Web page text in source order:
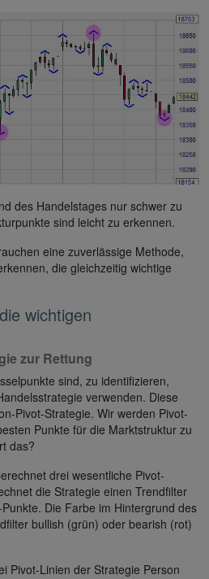
des Handelstages nur schwer zu
sind leicht zu erkennen.
eine zuverlässige Methode,
die gleichzeitig wichtige
wichtigen
zur Rettung
sind, zu identifizieren,
verwenden. Diese
Pivot-Strategie. Wir werden Pivot-
Punkte für die Marktstruktur zu
das?
drei wesentliche Pivot-
die Strategie einen Trendfilter
Die Farbe im Hintergrund des
bullish (grün) oder bearish (rot)
Pivot-Linien der Strategie Person